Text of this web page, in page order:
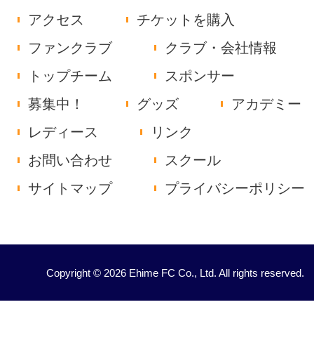
アクセス
チケットを購入
ファンクラブ
クラブ・会社情報
トップチーム
スポンサー
募集中！
グッズ
アカデミー
レディース
リンク
お問い合わせ
スクール
サイトマップ
プライバシーポリシー
Copyright © 2026 Ehime FC Co., Ltd. All rights reserved.